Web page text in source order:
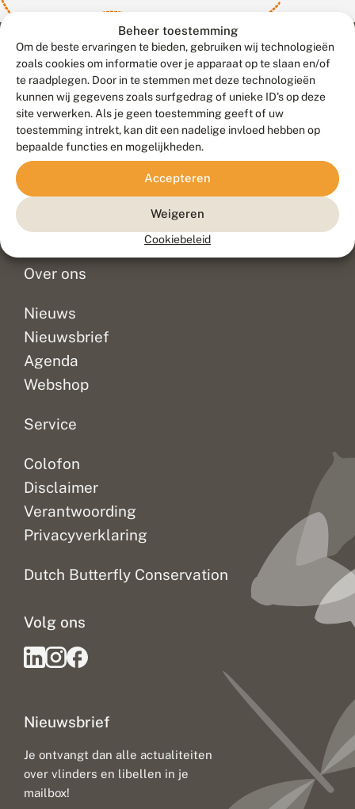
Beheer toestemming
Om de beste ervaringen te bieden, gebruiken wij technologieën
zoals cookies om informatie over je apparaat op te slaan en/of
te raadplegen. Door in te stemmen met deze technologieën
kunnen wij gegevens zoals surfgedrag of unieke ID's op deze
site verwerken. Als je geen toestemming geeft of uw
toestemming intrekt, kan dit een nadelige invloed hebben op
bepaalde functies en mogelijkheden.
Accepteren
Weigeren
Cookiebeleid
Contact
Veelgestelde vragen
Doneer
Over ons
Nieuws
Nieuwsbrief
Agenda
Webshop
Service
Colofon
Disclaimer
Verantwoording
Privacyverklaring
Dutch Butterfly Conservation
Nieuwsbrief
Je ontvangt dan alle actualiteiten
over vlinders en libellen in je
mailbox!
Volg ons
Meld waarnemingen© 2026 Vlinderstichting
Duurzaam ontwikkeld door
Go2People
, ontworpen door
Blue Field Agency
Privacy
Disclaimer
Sitemap